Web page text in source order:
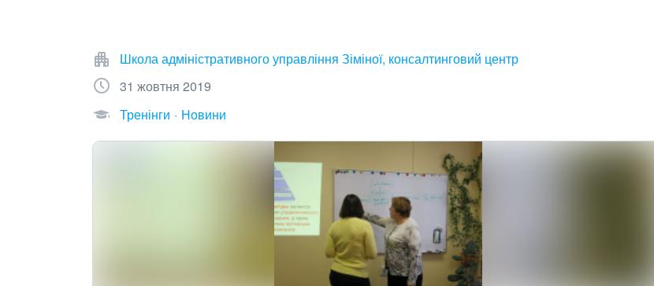
Школа адміністративного управління Зіміної, консалтинговий центр
31 жовтня 2019
Тренінги
Новини